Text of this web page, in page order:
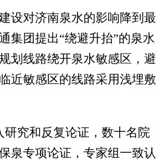
对济南泉水的影响降到最
集团提出“绕避升抬”的泉水
划线路绕开泉水敏感区，避
近敏感区的线路采用浅埋敷
究和反复论证，数十名院
泉专项论证，专家组一致认